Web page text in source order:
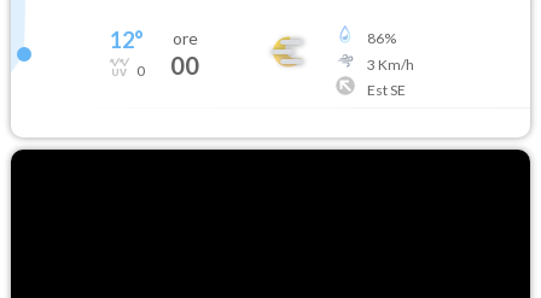
12°
0
ore
00
86%
3 Km/h
Est SE